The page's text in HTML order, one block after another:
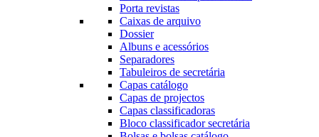
Porta revistas
Caixas de arquivo
Dossier
Albuns e acessórios
Separadores
Tabuleiros de secretária
Capas catálogo
Capas de projectos
Capas classificadoras
Bloco classificador secretária